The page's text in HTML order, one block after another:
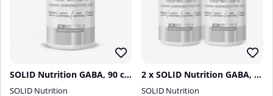
SOLID Nutrition GABA, 90 caps
SOLID Nutrition
2 x SOLID Nutrition GABA, 90 caps
SOLID Nutrition